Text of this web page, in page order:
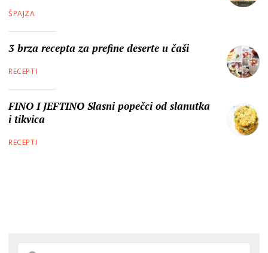
ŠPAJZA
3 brza recepta za prefine deserte u čaši
RECEPTI
FINO I JEFTINO Slasni popečci od slanutka
i tikvica
RECEPTI